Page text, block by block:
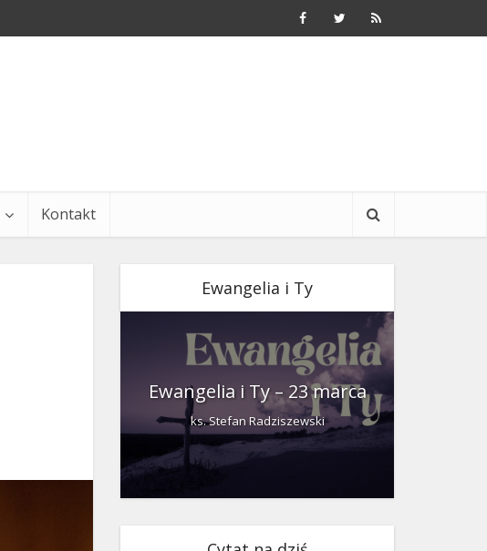
Kontakt
Ewangelia i Ty
Ewangelia i Ty – 23 marca
ks. Stefan Radziszewski